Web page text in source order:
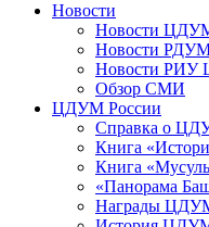
Новости
Новости
Новости
Новости РИУ
Обзор СМИ
ЦДУМ России
Справка о
Книга
Книга
«Панорама
Награды